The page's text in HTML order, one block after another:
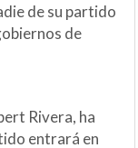
de su partido
de
Rivera, ha
entrará en